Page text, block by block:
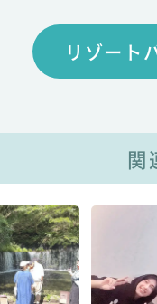
リゾート
関